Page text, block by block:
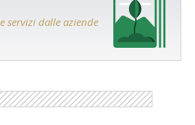
servizi dalle aziende